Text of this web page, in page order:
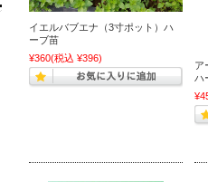
イエルバブエナ（3寸ポット）ハ
ーブ苗
¥360(税込 ¥396)
ア